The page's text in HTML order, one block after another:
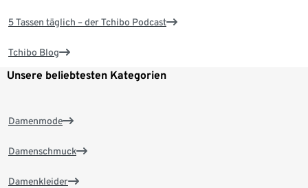
5 Tassen täglich – der Tchibo Podcast
Tchibo Blog
Unsere beliebtesten Kategorien
Damenmode
Damenschmuck
Damenkleider